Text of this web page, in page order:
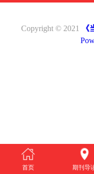
Copyright © 2021
首页 期刊导